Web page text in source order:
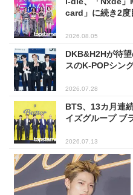
card」に続き2度
2026.08.05
DKB&H2Hが待
スのK-POPシン
2026.07.28
BTS、13カ月連
イズグループ ブ
2026.07.13